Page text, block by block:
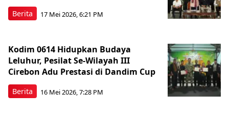
Berita 17 Mei 2026, 6:21 PM
Berita
Kodim 0614 Hidupkan Budaya
Leluhur, Pesilat Se-Wilayah III
Cirebon Adu Prestasi di Dandim Cup
16 Mei 2026, 7:28 PM